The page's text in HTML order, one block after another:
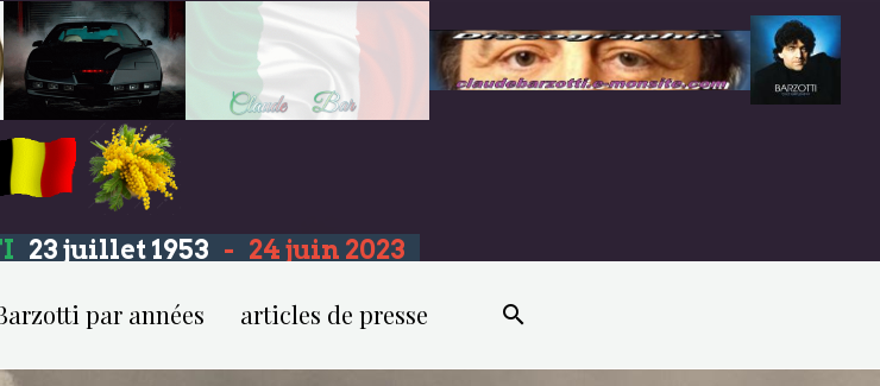
23 juillet 1953 - 24 juin 2023
par années articles de presse